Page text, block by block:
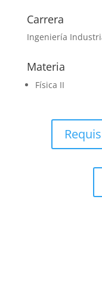
Carrera
Ingeniería
Materia
Física II